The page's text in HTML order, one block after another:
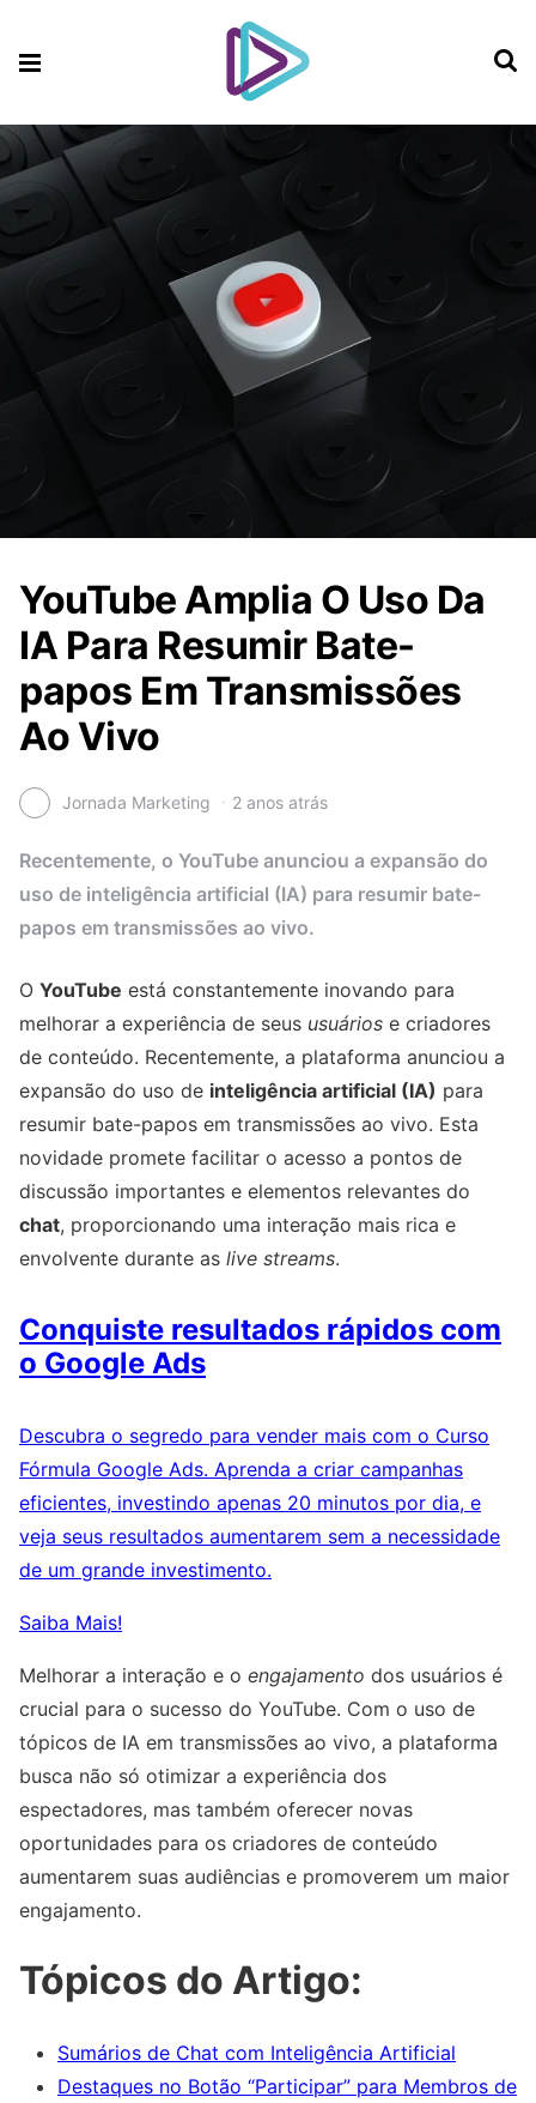
YouTube Amplia O Uso Da
IA Para Resumir Bate-
papos Em Transmissões
Ao Vivo
Jornada Marketing 2 anos atrás
Recentemente, o YouTube anunciou a expansão do
uso de inteligência artificial (IA) para resumir bate-
papos em transmissões ao vivo.
O YouTube está constantemente inovando para
melhorar a experiência de seus usuários e criadores
de conteúdo. Recentemente, a plataforma anunciou a
expansão do uso de inteligência artificial (IA) para
resumir bate-papos em transmissões ao vivo. Esta
novidade promete facilitar o acesso a pontos de
discussão importantes e elementos relevantes do
chat, proporcionando uma interação mais rica e
envolvente durante as live streams.
Conquiste resultados rápidos com
o Google Ads
Descubra o segredo para vender mais com o Curso
Fórmula Google Ads. Aprenda a criar campanhas
eficientes, investindo apenas 20 minutos por dia, e
veja seus resultados aumentarem sem a necessidade
de um grande investimento.
Saiba Mais!
Melhorar a interação e o engajamento dos usuários é
crucial para o sucesso do YouTube. Com o uso de
tópicos de IA em transmissões ao vivo, a plataforma
busca não só otimizar a experiência dos
espectadores, mas também oferecer novas
oportunidades para os criadores de conteúdo
aumentarem suas audiências e promoverem um maior
engajamento.
Tópicos do Artigo:
Sumários de Chat com Inteligência Artificial
Destaques no Botão “Participar” para Membros de